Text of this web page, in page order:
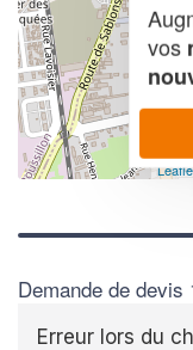
Demande de devis
Erreur lors du
vos